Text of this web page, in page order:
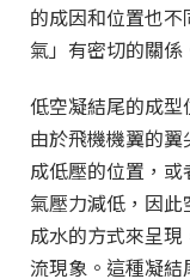
的成因和位置也
氣」有密切的關係
低空凝結尾的成
由於飛機機翼的
成低壓的位置，
氣壓力減低，因
成水的方式來呈
流現象。這種凝結